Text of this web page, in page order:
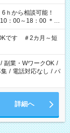
から相談可能！
：00～18：00 ＊
00～19：00
です ＃2カ月～短
/ 副業・WワークOK /
/ 電話対応なし / パ
詳細へ